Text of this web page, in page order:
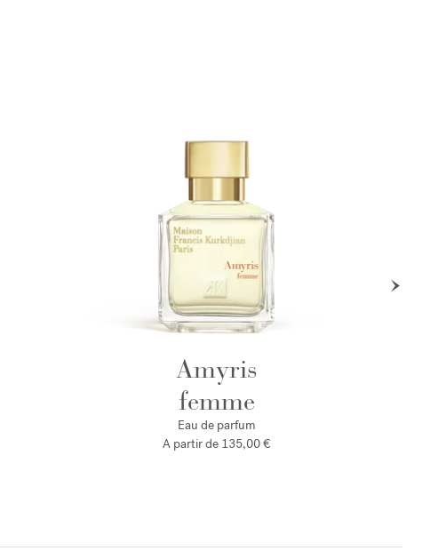
Amyris
femme
Eau de parfum
A partir de 135,00 €